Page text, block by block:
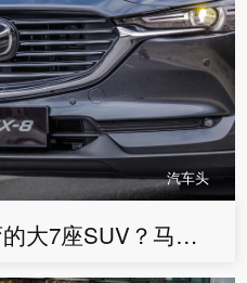
汽车头
豆车一分钟： 能劈弯的大7座SUV？马自达CX-8对杠汉兰达